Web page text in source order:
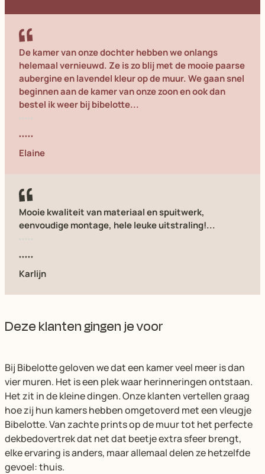
De kamer van onze dochter hebben we onlangs
helemaal vernieuwd. Ze is zo blij met de mooie paarse
aubergine en lavendel kleur op de muur. We gaan snel
beginnen aan de kamer van onze zoon en ook dan
bestel ik weer bij bibelotte...
Elaine
Mooie kwaliteit van materiaal en spuitwerk,
eenvoudige montage, hele leuke uitstraling!...
Karlijn
Deze klanten gingen je voor
Bij Bibelotte geloven we dat een kamer veel meer is dan
vier muren. Het is een plek waar herinneringen ontstaan.
Het zit in de kleine dingen. Onze klanten vertellen graag
hoe zij hun kamers hebben omgetoverd met een vleugje
Bibelotte. Van zachte prints op de muur tot het perfecte
dekbedovertrek dat net dat beetje extra sfeer brengt,
elke ervaring is anders, maar allemaal delen ze hetzelfde
gevoel: thuis.